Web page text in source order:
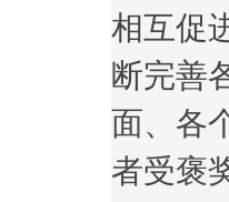
相互促
断完善
面、各
者受褒